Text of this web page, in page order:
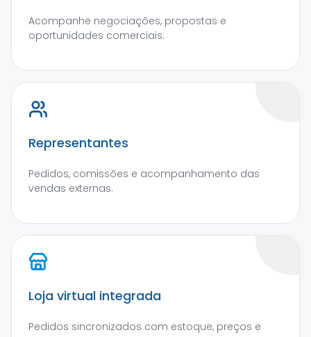
Acompanhe negociações, propostas e
oportunidades comerciais.
Representantes
Pedidos, comissões e acompanhamento das
vendas externas.
Loja virtual integrada
Pedidos sincronizados com estoque, preços e